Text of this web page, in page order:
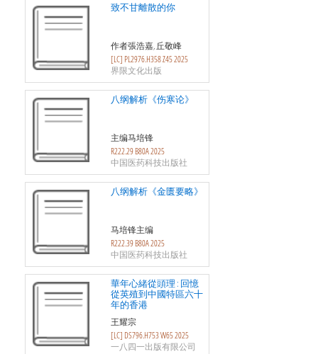
致不甘離散的你
作者張浩嘉, 丘敬峰
[LC] PL2976.H358 Z45 2025
界限文化出版
八纲解析《伤寒论》
主编马培锋
R222.29 B80A 2025
中国医药科技出版社
八纲解析《金匮要略》
马培锋主编
R222.39 B80A 2025
中国医药科技出版社
華年心緒從頭理 : 回憶
從英殖到中國特區六十
年的香港
王耀宗
[LC] DS796.H753 W65 2025
一八四一出版有限公司